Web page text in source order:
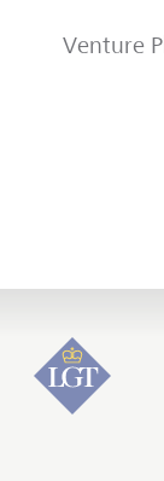
Venture